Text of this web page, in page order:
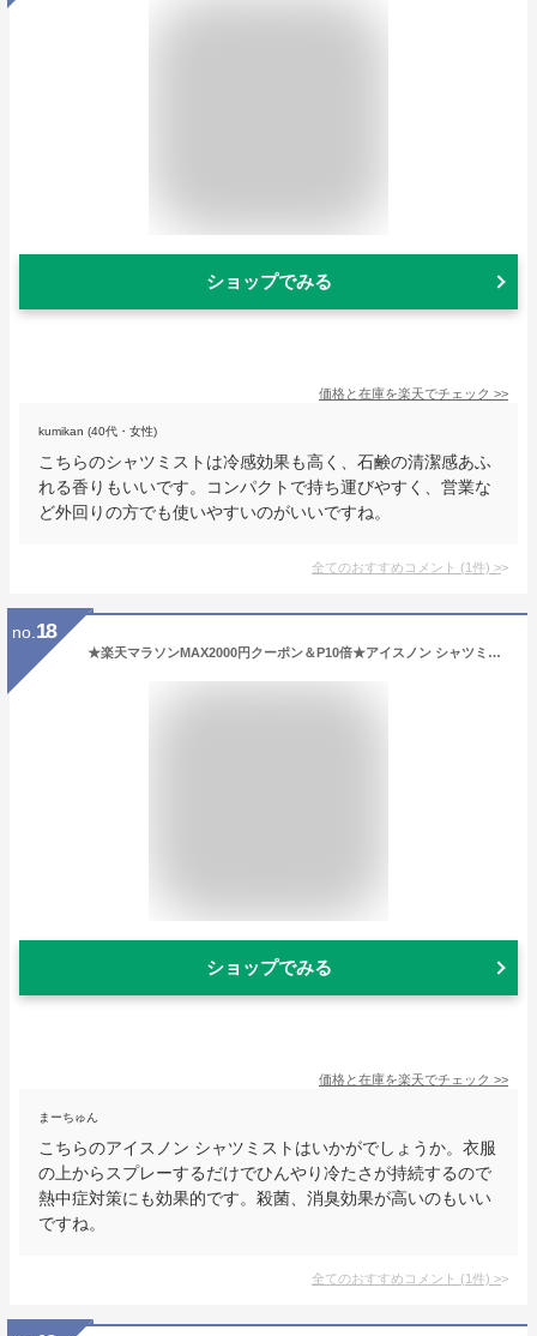
ショップでみる
価格と在庫を楽天でチェック >>
kumikan (40代・女性)
こちらのシャツミストは冷感効果も高く、石鹸の清潔感あふ
れる香りもいいです。コンパクトで持ち運びやすく、営業な
ど外回りの方でも使いやすいのがいいですね。
全てのおすすめコメント (1件) >
no. 18
★楽天マラソンMAX2000円クーポン＆P10倍★アイスノン シャツミスト エキストラミントの香り 大容量 300ml 白元アース 衣類にスプレー クール 消臭 服の上から 汗対策 冷涼感 冷感スプレー 虫よけ 熱中症
ショップでみる
価格と在庫を楽天でチェック >>
まーちゅん
こちらのアイスノン シャツミストはいかがでしょうか。衣服
の上からスプレーするだけでひんやり冷たさが持続するので
熱中症対策にも効果的です。殺菌、消臭効果が高いのもいい
ですね。
全てのおすすめコメント (1件) >